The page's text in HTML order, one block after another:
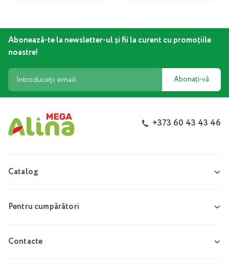
Abonează-te la newsletter-ul și fii la curent cu promoțiile
noastre!
Abonați-vă
+373 60 43 43 46
Catalog
Pentru cumpărători
Contacte